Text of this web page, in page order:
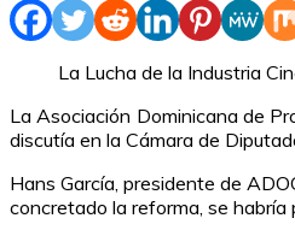
La Lucha de la Industria
La Asociación Dominicana de
discutía en la Cámara de
Hans García, presidente de
concretado la reforma, se